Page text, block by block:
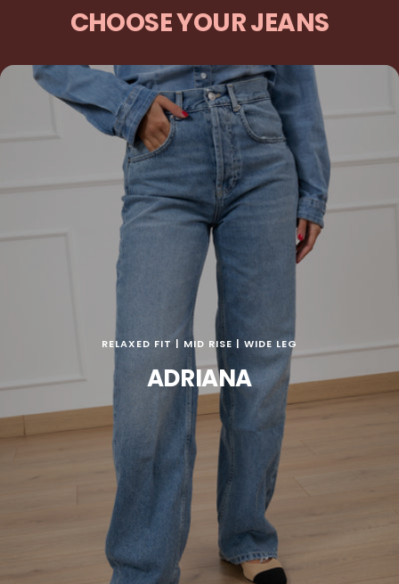
CHOOSE YOUR JEANS
RELAXED FIT | MID RISE | WIDE LEG
ADRIANA